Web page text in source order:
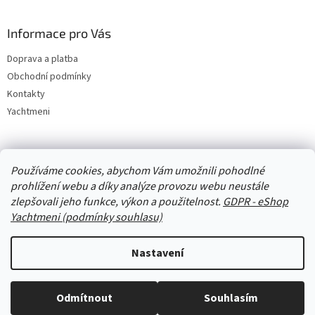
Používáme cookies, abychom Vám umožnili pohodlné
prohlížení webu a díky analýze provozu webu neustále
zlepšovali jeho funkce, výkon a použitelnost. GDPR - eShop
Yachtmeni (podmínky souhlasu)
Nastavení
Odmítnout Souhlasím
Informace pro Vás
Doprava a platba
Obchodní podmínky
Kontakty
Yachtmeni
Zboží.cz Heureka.cz Yachtmeni ComGate Payments, a.s.
Vytvořil Shoptet
Copyright 2026eShop Yachtmeni . Všechna práva vyhrazena.